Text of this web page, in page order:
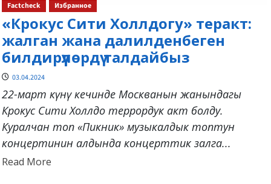
Factcheck Избранное
«Крокус Сити Холлдогу» теракт:
жалган жана далилденбеген
билдирүүлөрдү талдайбыз
03.04.2024
22-март күнү кечинде Москванын жанындагы
Крокус Сити Холлдо террордук акт болду.
Куралчан топ «Пикник» музыкалдык топтун
концертинин алдында концерттик залга...
Read MoreRead